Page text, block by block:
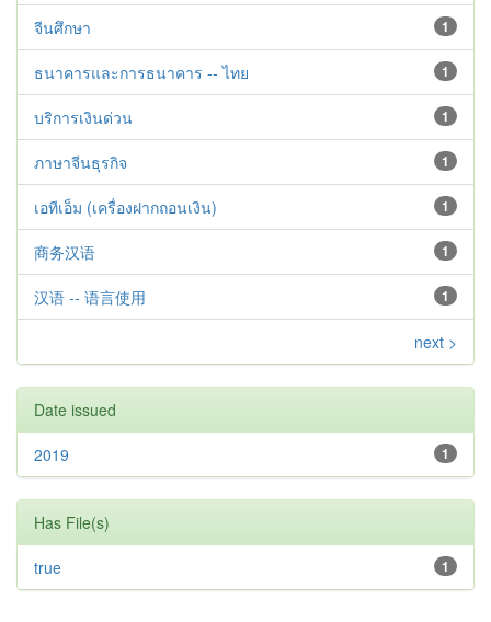
1
จีนศึกษา
1
ธนาคารและการธนาคาร -- ไทย
1
บริการเงินด่วน
1
ภาษาจีนธุรกิจ
1
เอทีเอ็ม (เครื่องฝากถอนเงิน)
1
商务汉语
1
汉语 -- 语言使用
next >
Date issued
1
2019
Has File(s)
1
true